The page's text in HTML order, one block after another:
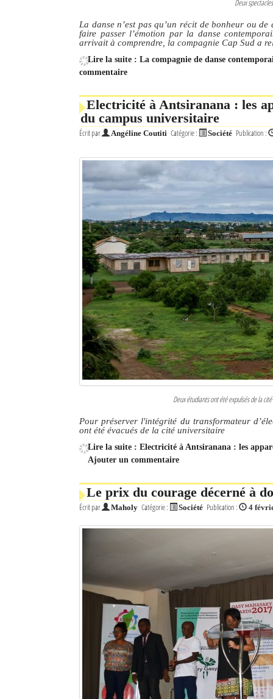
L'actualité du tourisme
Diego Suarez Pratique
Les Petites Annonces
La Tribune de Diego en PDF
Connexion
Deux
La danse n’est pas qu’un récit de bonheur ou
faire passer l’émotion par la danse
arrivait à comprendre, la compagnie Cap Sud a
Lire la suite : La compagnie de danse
commentaire
Electricité à Antsiranana : les
du campus universitaire
Écrit par Angéline Coutiti Catégorie : Société Publication :
Deux étudiants ont été expulsés de la
Pour préserver l'intégrité du transformateur
ont été évacués de la cité universitaire
Lire la suite : Electricité à Antsiranana : les
Ajouter un commentaire
Le prix du courage décerné à
Écrit par Maholy Catégorie : Société Publication : 4